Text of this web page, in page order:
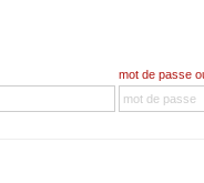
mot de passe